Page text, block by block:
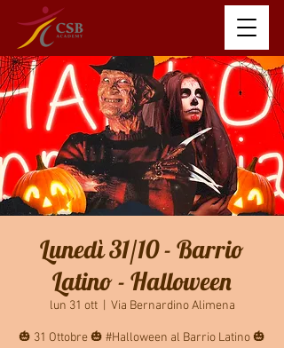
Lunedì 31/10 - Barrio
Latino - Halloween
lun 31 ott
  |
Via Bernardino Alimena
🎃 31 Ottobre 🎃 #Halloween al Barrio Latino 🎃